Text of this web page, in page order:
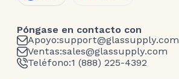
Póngase en contacto con
Apoyo:support@glassupply.com
Ventas:sales@glassupply.com
Teléfono:1 (888) 225-4392